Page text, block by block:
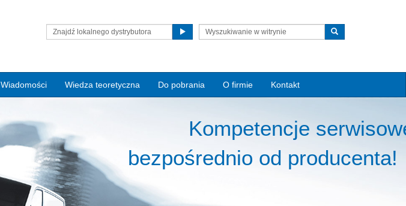
Znajdź lokalnego dystrybutora
Wiadomości Wiedza teoretyczna Do pobrania O firmie Kontakt
Kompetencje
bezpośrednio od producenta!